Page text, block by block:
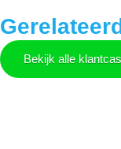
Bekijk alle